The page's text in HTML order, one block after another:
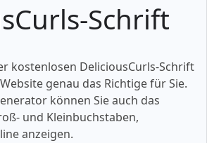
Schrift
kostenlosen DeliciousCurls-Schrift
genau das Richtige für Sie.
können Sie auch das
und Kleinbuchstaben,
anzeigen.